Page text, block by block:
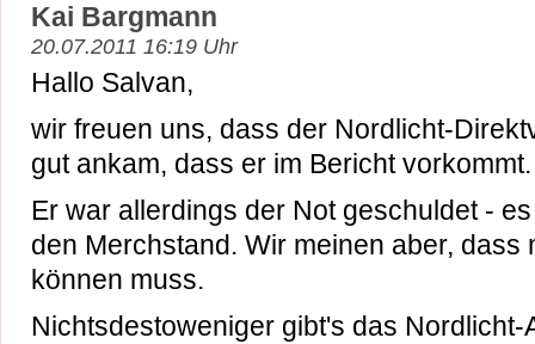
Kai Bargmann
20.07.2011 16:19 Uhr
Hallo Salvan,
wir freuen uns, dass der Nordlicht-
gut ankam, dass er im Bericht vorkommt.
Er war allerdings der Not geschuldet -
den Merchstand. Wir meinen aber, dass
können muss.
Nichtsdestoweniger gibt's das Nordlicht-